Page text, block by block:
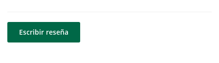
Escribir reseña